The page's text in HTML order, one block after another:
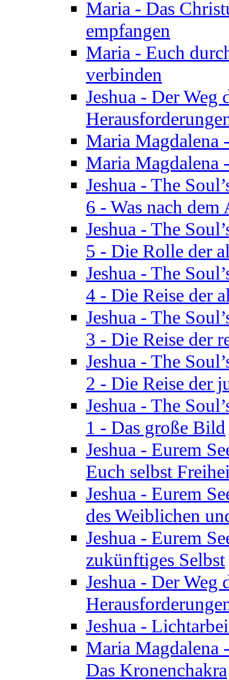
Maria - Das
empfangen
Maria - Euch
verbinden
Jeshua - Der Weg
Maria Magdalena
Maria Magdalena
Jeshua - The
6 - Was nach
Jeshua - The
5 - Die Rolle der
Jeshua - The
4 - Die Reise der
Jeshua - The
3 - Die Reise der
Jeshua - The
2 - Die Reise der
Jeshua - The
1 - Das große Bild
Jeshua - Eurem
Euch selbst
Jeshua - Eurem
des Weiblichen
Jeshua - Eurem
zukünftiges Selbst
Jeshua - Der Weg
Jeshua -
Maria Magdalena
Das Kronenchakra